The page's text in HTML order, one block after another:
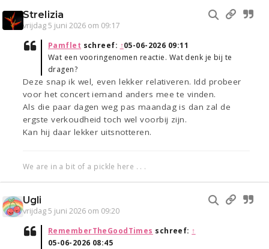
Strelizia
vrijdag 5 juni 2026 om 09:17
Pamflet schreef: ↑05-06-2026 09:11
Wat een vooringenomen reactie. Wat denk je bij te
dragen?
Deze snap ik wel, even lekker relativeren. Idd probeer
voor het concert iemand anders mee te vinden.
Als die paar dagen weg pas maandag is dan zal de
ergste verkoudheid toch wel voorbij zijn.
Kan hij daar lekker uitsnotteren.
We are in a bit of a pickle here . . .
Ugli
vrijdag 5 juni 2026 om 09:20
RememberTheGoodTimes schreef: ↑
05-06-2026 08:45